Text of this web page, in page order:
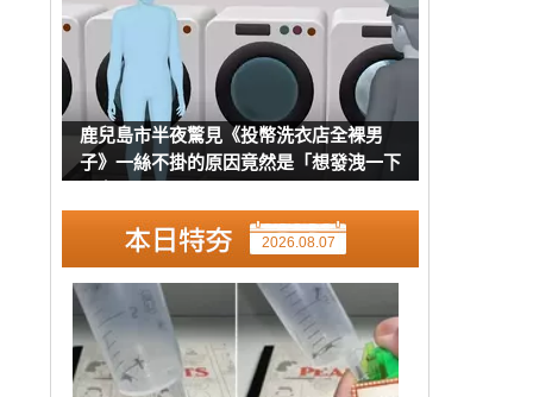
鹿兒島市半夜驚見《投幣洗衣店全裸男
子》一絲不掛的原因竟然是「想發洩一下
2026.08.07